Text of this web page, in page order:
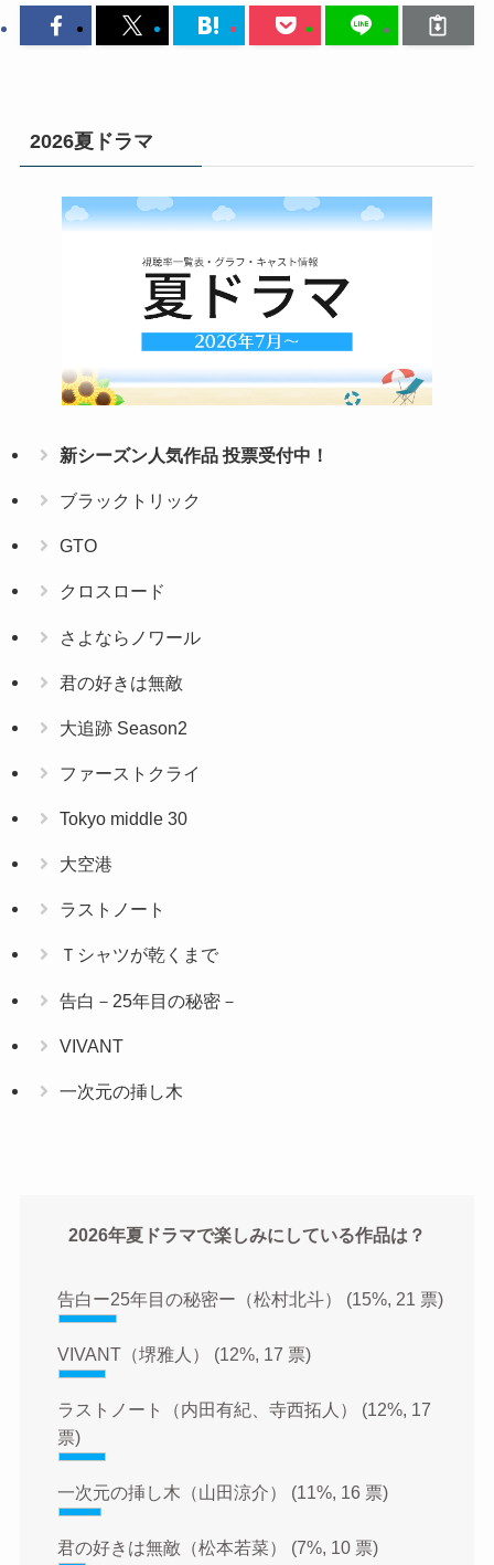
2026夏ドラマ
新シーズン人気作品 投票受付中！
ブラックトリック
GTO
クロスロード
さよならノワール
君の好きは無敵
大追跡 Season2
ファーストクライ
Tokyo middle 30
大空港
ラストノート
Ｔシャツが乾くまで
告白－25年目の秘密－
VIVANT
一次元の挿し木
2026年夏ドラマで楽しみにしている作品は？
告白ー25年目の秘密ー（松村北斗） (15%, 21 票)
VIVANT（堺雅人） (12%, 17 票)
ラストノート（内田有紀、寺西拓人） (12%, 17
票)
一次元の挿し木（山田涼介） (11%, 16 票)
君の好きは無敵（松本若菜） (7%, 10 票)